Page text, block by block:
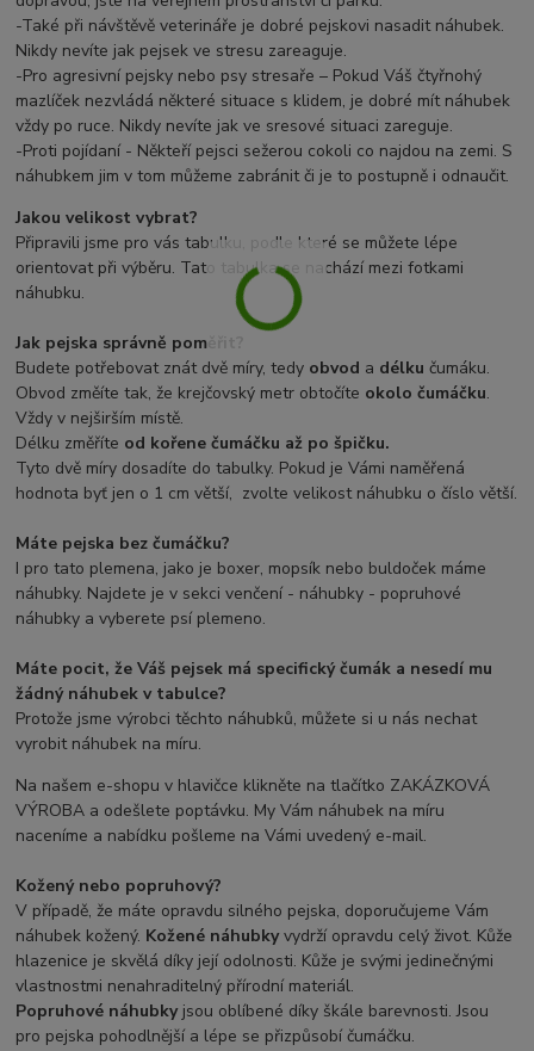
-Také při návštěvě veterináře je dobré pejskovi nasadit náhubek.
Nikdy nevíte jak pejsek ve stresu zareaguje.
-Pro agresivní pejsky nebo psy stresaře – Pokud Váš čtyřnohý
mazlíček nezvládá některé situace s klidem, je dobré mít náhubek
vždy po ruce. Nikdy nevíte jak ve sresové situaci zareguje.
-Proti pojídaní - Někteří pejsci sežerou cokoli co najdou na zemi. S
náhubkem jim v tom můžeme zabránit či je to postupně i odnaučit.
Jakou velikost vybrat?
Připravili jsme pro vás tabulku, podle které se můžete lépe
orientovat při výběru. Tato tabulka se nachází mezi fotkami
náhubku.
Jak pejska správně poměřit?
Budete potřebovat znát dvě míry, tedy obvod a délkučumáku.
Obvod změíte tak, že krejčovský metr obtočíte okolo čumáčku.
Vždy v nejširším místě.
Délku změříte od kořene čumáčku až po špičku.
Tyto dvě míry dosadíte do tabulky. Pokud je Vámi naměřená
hodnota byť jen o 1 cm větší, zvolte velikost náhubku o číslo větší.
Máte pejska bez čumáčku?
I pro tato plemena, jako je boxer, mopsík nebo buldoček máme
náhubky. Najdete je v sekci venčení - náhubky - popruhové
náhubky a vyberete psí plemeno.
Máte pocit, že Váš pejsek má specifický čumák a nesedí mu
žádný náhubek v tabulce?
Protože jsme výrobci těchto náhubků, můžete si u nás nechat
vyrobit náhubek na míru.
Na našem e-shopu v hlavičce klikněte na tlačítko ZAKÁZKOVÁ
VÝROBA a odešlete poptávku. My Vám náhubek na míru
naceníme a nabídku pošleme na Vámi uvedený e-mail.
Kožený nebo popruhový?
V případě, že máte opravdu silného pejska, doporučujeme Vám
náhubek kožený. Kožené náhubkyvydrží opravdu celý život. Kůže
hlazenice je skvělá díky její odolnosti. Kůže je svými jedinečnými
vlastnostmi nenahraditelný přírodní materiál.
Popruhové náhubkyjsou oblíbené díky škále barevnosti. Jsou
pro pejska pohodlnější a lépe se přizpůsobí čumáčku.